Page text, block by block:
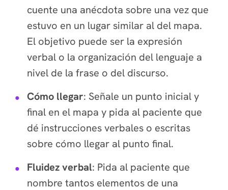
cuente una anécdota sobre una vez que
estuvo en un lugar similar al del mapa.
El objetivo puede ser la expresión
verbal o la organización del lenguaje a
nivel de la frase o del discurso.
Cómo llegar: Señale un punto inicial y
final en el mapa y pida al paciente que
dé instrucciones verbales o escritas
sobre cómo llegar al punto final.
Fluidez verbal: Pida al paciente que
nombre tantos elementos de una